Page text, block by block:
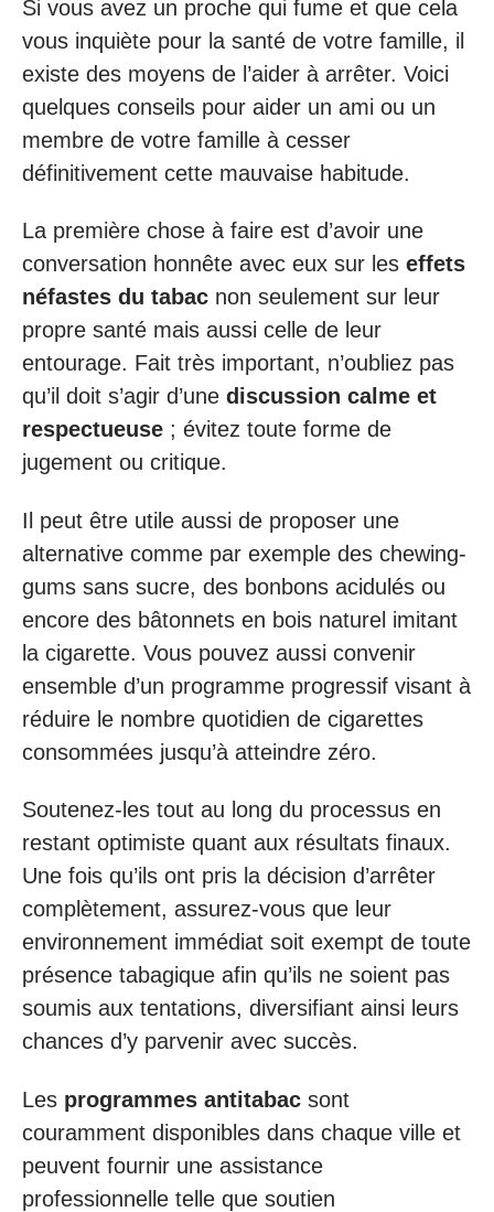
Si vous avez un proche qui fume et que cela
vous inquiète pour la santé de votre famille, il
existe des moyens de l’aider à arrêter. Voici
quelques conseils pour aider un ami ou un
membre de votre famille à cesser
définitivement cette mauvaise habitude.
La première chose à faire est d’avoir une
conversation honnête avec eux sur les effets
néfastes du tabac non seulement sur leur
propre santé mais aussi celle de leur
entourage. Fait très important, n’oubliez pas
qu’il doit s’agir d’une discussion calme et
respectueuse ; évitez toute forme de
jugement ou critique.
Il peut être utile aussi de proposer une
alternative comme par exemple des chewing-
gums sans sucre, des bonbons acidulés ou
encore des bâtonnets en bois naturel imitant
la cigarette. Vous pouvez aussi convenir
ensemble d’un programme progressif visant à
réduire le nombre quotidien de cigarettes
consommées jusqu’à atteindre zéro.
Soutenez-les tout au long du processus en
restant optimiste quant aux résultats finaux.
Une fois qu’ils ont pris la décision d’arrêter
complètement, assurez-vous que leur
environnement immédiat soit exempt de toute
présence tabagique afin qu’ils ne soient pas
soumis aux tentations, diversifiant ainsi leurs
chances d’y parvenir avec succès.
Les programmes antitabac sont
couramment disponibles dans chaque ville et
peuvent fournir une assistance
professionnelle telle que soutien